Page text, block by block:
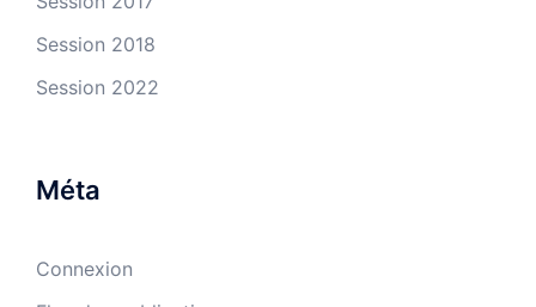
Session 2018
Session 2022
Méta
Connexion